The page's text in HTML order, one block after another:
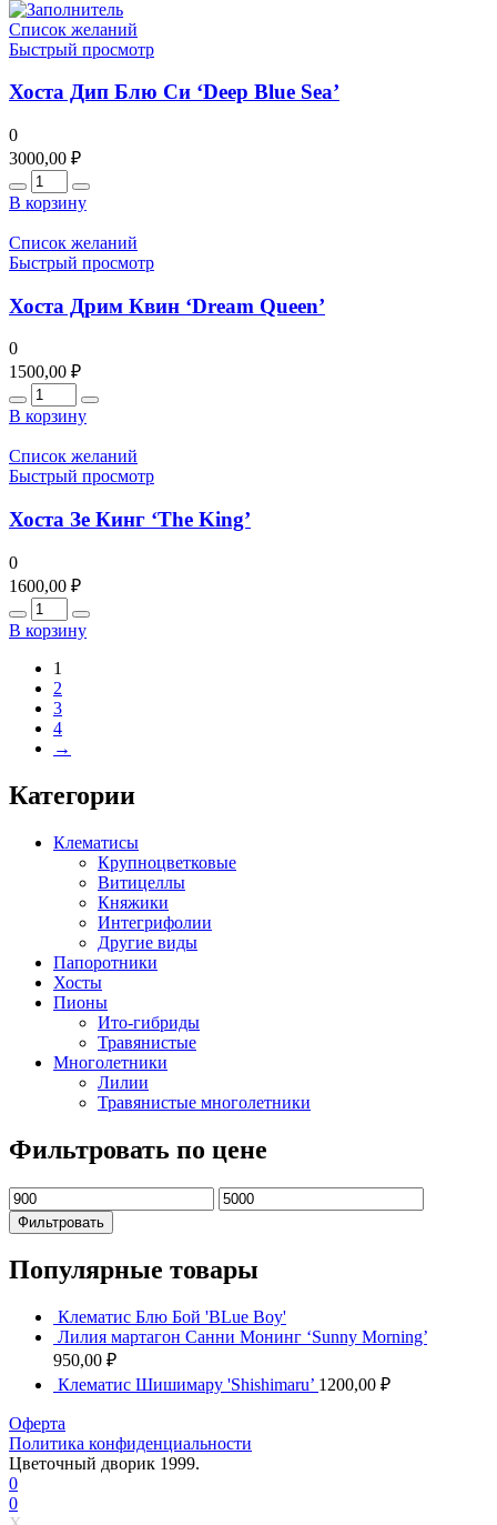
Список желаний
Быстрый просмотр
Хоста Дип Блю Си ‘Deep Blue Sea’
0
3000,00 ₽
Количество
В корзину
Список желаний
Быстрый просмотр
Хоста Дрим Квин ‘Dream Queen’
0
1500,00 ₽
Количество
В корзину
Список желаний
Быстрый просмотр
Хоста Зе Кинг ‘The King’
0
1600,00 ₽
Количество
В корзину
1
2
3
4
→
Категории
Клематисы
Крупноцветковые
Витицеллы
Княжики
Интегрифолии
Другие виды
Папоротники
Хосты
Пионы
Ито-гибриды
Травянистые
Многолетники
Лилии
Травянистые многолетники
Фильтровать по цене
Минимальная
цена
Максимальная
цена
Фильтровать
Популярные товары
Клематис Блю Бой 'BLue Boy'
Лилия мартагон Санни Монинг ‘Sunny Morning’
950,00 ₽
Клематис Шишимару 'Shishimaru’ 1200,00 ₽
Оферта
Политика конфиденциальности
Цветочный дворик 1999.
0
0